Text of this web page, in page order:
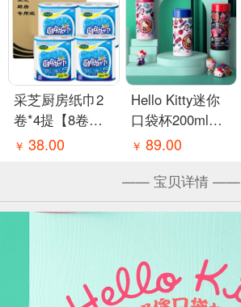
采芝厨房纸巾2
卷*4提【8卷】
新疆/内蒙/疫情
￥38.00
Hello Kitty迷你
口袋杯200ml
304不锈钢可爱
身杯子保温杯 疫
情原因暂不发货
内蒙不发货
￥ 89.00
—— 宝贝详情 ——